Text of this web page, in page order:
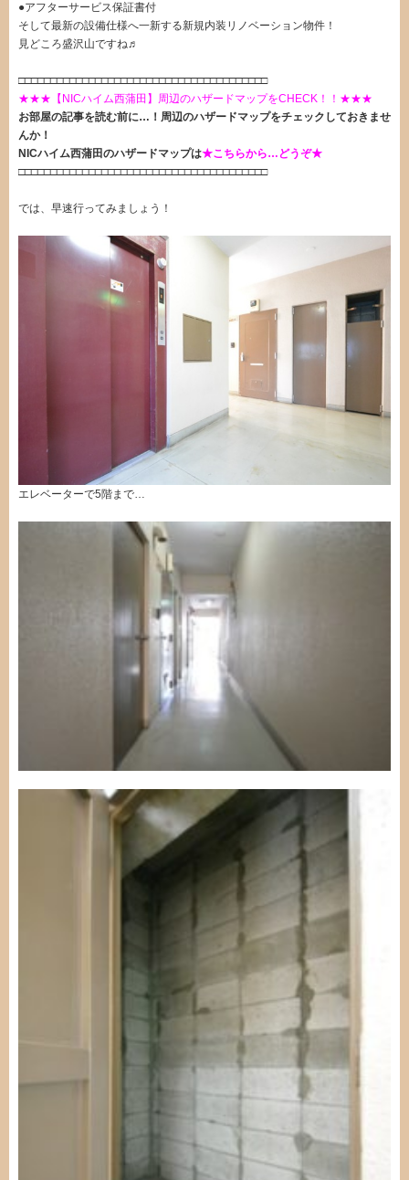
●アフターサービス保証書付
そして最新の設備仕様へ一新する新規内装リノベーション物件！
見どころ盛沢山ですね♬
□□□□□□□□□□□□□□□□□□□□□□□□□□□□□□□□□□□□□□□
★★★【NICハイム西蒲田】周辺のハザードマップをCHECK！！★★★
お部屋の記事を読む前に…！周辺のハザードマップをチェックしておきませ
んか！
NICハイム西蒲田のハザードマップは★こちらから…どうぞ★
□□□□□□□□□□□□□□□□□□□□□□□□□□□□□□□□□□□□□□□
では、早速行ってみましょう！
エレベーターで5階まで…